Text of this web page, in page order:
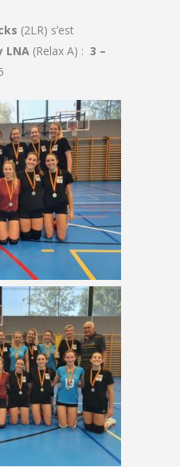
(2LR) s’est
LNA (Relax A) : 3 –